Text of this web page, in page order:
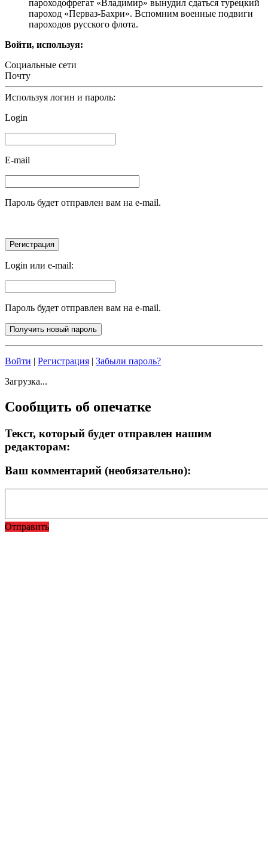
пароходофрегат «Владимир» вынудил сдаться турецкий
пароход «Перваз-Бахри». Вспомним военные подвиги
пароходов русского флота.
Войти, используя:
Социальные сети
Почту
Используя логин и пароль:
Login
E-mail
Пароль будет отправлен вам на e-mail.
Login или e-mail:
Пароль будет отправлен вам на e-mail.
Войти | Регистрация | Забыли пароль?
Загрузка...
Сообщить об опечатке
Текст, который будет отправлен нашим
редакторам:
Ваш комментарий (необязательно):
Отправить